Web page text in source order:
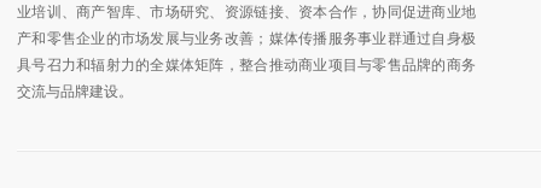
业培训、商产智库、市场研究、资源链接、资本合作，协同促进商业地
产和零售企业的市场发展与业务改善；媒体传播服务事业群通过自身极
具号召力和辐射力的全媒体矩阵，整合推动商业项目与零售品牌的商务
交流与品牌建设。